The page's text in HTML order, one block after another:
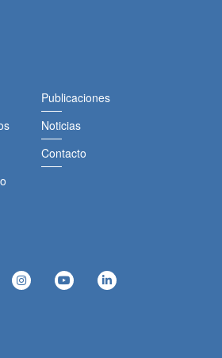
Publicaciones
Noticias
Contacto